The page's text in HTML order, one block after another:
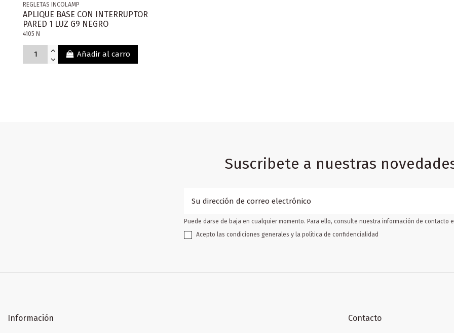
REGLETAS INCOLAMP
APLIQUE BASE CON INTERRUPTOR
PARED 1 LUZ G9 NEGRO
4105 N
Añadir al carro
Suscribete a nuestras
Puede darse de baja en cualquier momento. Para ello, consulte nuestra información de contacto
Acepto las condiciones generales y la política de confidencialidad
Información Contacto